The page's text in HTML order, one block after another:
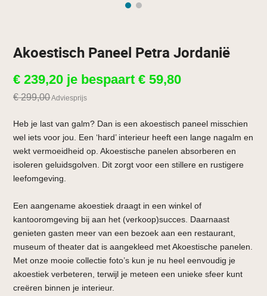
Akoestisch Paneel Petra Jordanië
€ 239,20 je bespaart€ 59,80
€299,00Adviesprijs
Heb je last van galm? Dan is een akoestisch paneel misschien
wel iets voor jou. Een ‘hard’ interieur heeft een lange nagalm en
wekt vermoeidheid op. Akoestische panelen absorberen en
isoleren geluidsgolven. Dit zorgt voor een stillere en rustigere
leefomgeving.
Een aangename akoestiek draagt in een winkel of
kantooromgeving bij aan het (verkoop)succes. Daarnaast
genieten gasten meer van een bezoek aan een restaurant,
museum of theater dat is aangekleed met Akoestische panelen.
Met onze mooie collectie foto’s kun je nu heel eenvoudig je
akoestiek verbeteren, terwijl je meteen een unieke sfeer kunt
creëren binnen je interieur.